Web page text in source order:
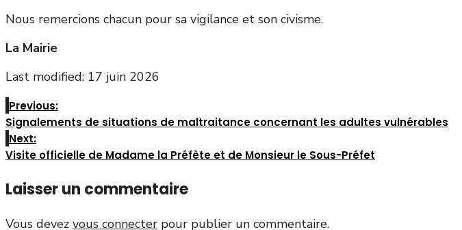
Nous remercions chacun pour sa vigilance et son civisme.
La Mairie
Last modified: 17 juin 2026
Previous:
Signalements de situations de maltraitance concernant les adultes vulnérables
Next:
Visite officielle de Madame la Préfète et de Monsieur le Sous-Préfet
Laisser un commentaire
Vous devez vous connecter pour publier un commentaire.